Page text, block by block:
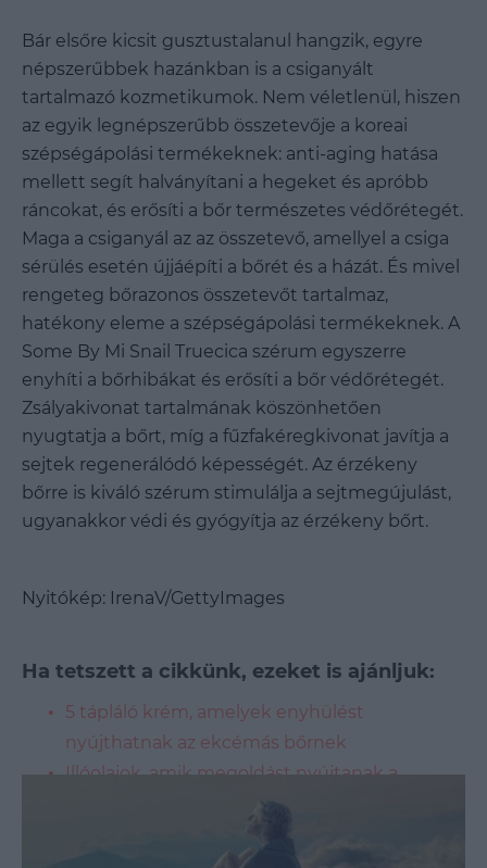
Bár elsőre kicsit gusztustalanul hangzik, egyre
népszerűbbek hazánkban is a csiganyált
tartalmazó kozmetikumok. Nem véletlenül, hiszen
az egyik legnépszerűbb összetevője a koreai
szépségápolási termékeknek: anti-aging hatása
mellett segít halványítani a hegeket és apróbb
ráncokat, és erősíti a bőr természetes védőrétegét.
Maga a csiganyál az az összetevő, amellyel a csiga
sérülés esetén újjáépíti a bőrét és a házát. És mivel
rengeteg bőrazonos összetevőt tartalmaz,
hatékony eleme a szépségápolási termékeknek. A
Some By Mi Snail Truecica szérum egyszerre
enyhíti a bőrhibákat és erősíti a bőr védőrétegét.
Zsályakivonat tartalmának köszönhetően
nyugtatja a bőrt, míg a fűzfakéregkivonat javítja a
sejtek regenerálódó képességét. Az érzékeny
bőrre is kiváló szérum stimulálja a sejtmegújulást,
ugyanakkor védi és gyógyítja az érzékeny bőrt.
Nyitókép: IrenaV/GettyImages
Ha tetszett a cikkünk, ezeket is ajánljuk:
5 tápláló krém, amelyek enyhülést
nyújthatnak az ekcémás bőrnek
Illóolajok, amik megoldást nyújtanak a
leggyakoribb bőrproblémákra